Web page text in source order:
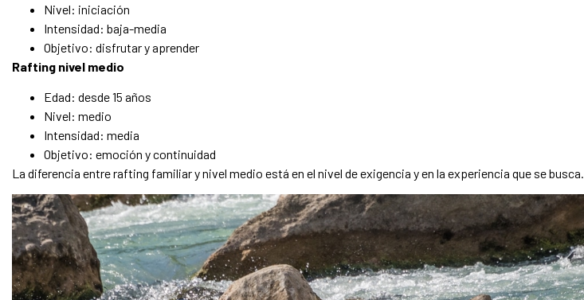
Nivel: iniciación
Intensidad: baja-media
Objetivo: disfrutar y aprender
Rafting nivel medio
Edad: desde 15 años
Nivel: medio
Intensidad: media
Objetivo: emoción y continuidad
La diferencia entre rafting familiar y nivel medio está en el nivel de exigencia y en la experiencia que se busca.